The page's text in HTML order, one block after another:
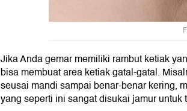
Jika Anda gemar memiliki rambut ketiak
bisa membuat area ketiak gatal-gatal.
seusai mandi sampai benar-benar kering,
yang seperti ini sangat disukai jamur untuk